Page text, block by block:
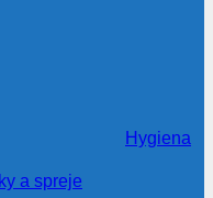
Hygiena
a spreje